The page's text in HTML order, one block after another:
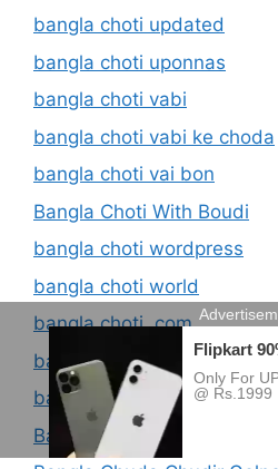
bangla choti updated
bangla choti uponnas
bangla choti vabi
bangla choti vabi ke choda
bangla choti vai bon
Bangla Choti With Boudi
bangla choti wordpress
bangla choti world
bangla choti. com
bangla choty golpo
bangla choty kahini
Bangla Chuda Chudi Golpo